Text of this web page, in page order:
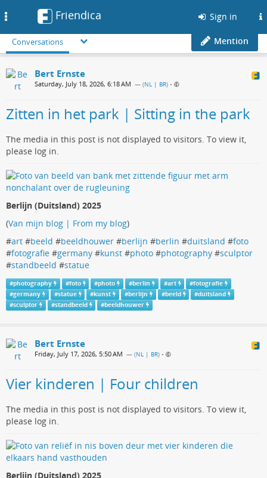
Friendica Sign in
Conversations Mention
Bert Ernste
Saturday, July 18, 2026, 6:18 AM — (NL | BR) •
Zitten in het park | Sitting in the park
The media in this post is not displayed to visitors. To view it,
please log in.
Berlijn (Duitsland) 2025
(Van mijn blog | From my blog)
#art #beeld #beeldhouwer #berlijn #berlin #duitsland #foto
#fotografie #germany #kunst #photo #photography #sculptor
#standbeeld #statue
#photography #foto #photo #berlin #art #fotografie
#germany #statue #kunst #berlijn #beeld #duitsland
#sculptor #standbeeld #beeldhouwer
Bert Ernste
Friday, July 17, 2026, 5:50 AM — (NL | BR) •
Vier kinderen | Four children
The media in this post is not displayed to visitors. To view it,
please log in.
Berlijn (Duitsland) 2025